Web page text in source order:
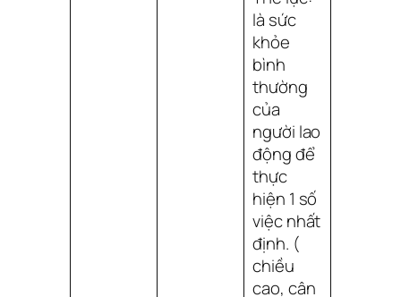
là sức
khỏe
bình
thường
của
người lao
động để
thực
hiện 1 số
việc nhất
định. (
chiều
cao, cân